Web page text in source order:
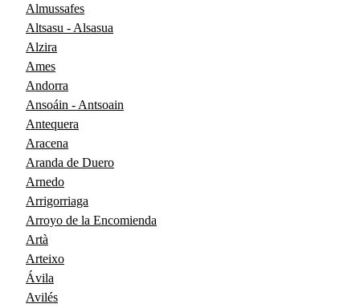
Almussafes
Altsasu - Alsasua
Alzira
Ames
Andorra
Ansoáin - Antsoain
Antequera
Aracena
Aranda de Duero
Arnedo
Arrigorriaga
Arroyo de la Encomienda
Artà
Arteixo
Ávila
Avilés